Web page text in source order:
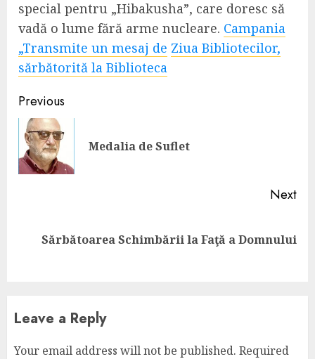
special pentru „Hibakusha”, care doresc să
vadă o lume fără arme nucleare. Campania
„Transmite un mesaj de Ziua Bibliotecilor,
sărbătorită la Biblioteca
Continue
Reading
Previous
Medalia de Suflet
Next
NextSărbătoarea Schimbării la Faţă a Domnului
Leave a Reply
Your email address will not be published. Required